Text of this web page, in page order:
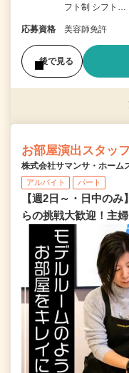
フト制 シフト…
応募資格 美容師免許
後で見る
お部屋演出スタッ
株式会社サマンサ・ホーム
アルバイト パート
【週2日～・日中の
らの挑戦大歓迎！主